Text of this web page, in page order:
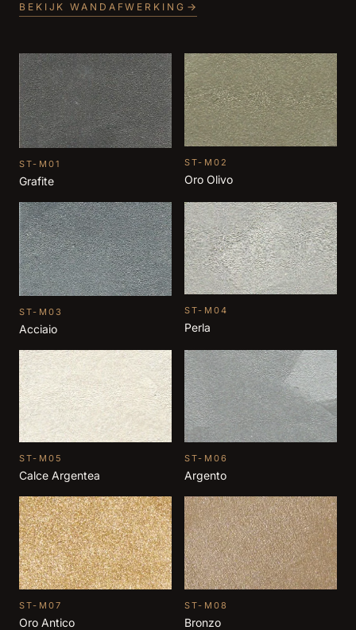
BEKIJK WANDAFWERKING
ST-M01
Grafite
ST-M02
Oro Olivo
ST-M03
Acciaio
ST-M04
Perla
ST-M05
Calce Argentea
ST-M06
Argento
ST-M07
Oro Antico
ST-M08
Bronzo